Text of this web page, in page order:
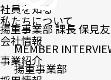
私たちについて
会社情報
事業紹介
社員を知る
揚重事業部 課長 保見
MEMBER
揚重事業部